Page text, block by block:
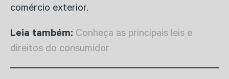
comércio exterior.
Leia também: Conheça as principais leis e
direitos do consumidor